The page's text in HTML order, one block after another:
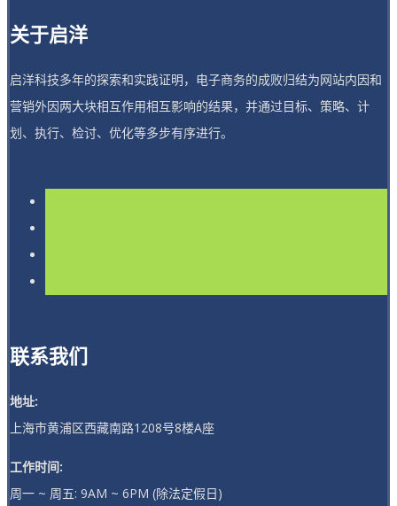
关于启洋
启洋科技多年的探索和实践证明，电子商务的成败归结为网站内因和
营销外因两大块相互作用相互影响的结果，并通过目标、策略、计
划、执行、检讨、优化等多步有序进行。
联系我们
地址:
上海市黄浦区西藏南路1208号8楼A座
工作时间:
周一 ~ 周五: 9AM ~ 6PM (除法定假日)